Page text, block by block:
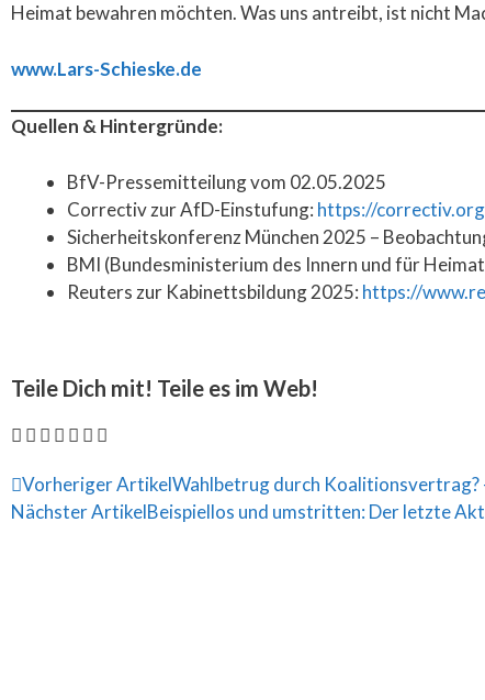
Heimat bewahren möchten. Was uns antreibt, ist nicht
www.Lars-Schieske.de
Quellen & Hintergründe:
BfV-Pressemitteilung vom 02.05.2025
Correctiv zur AfD-Einstufung: https://correctiv.org
Sicherheitskonferenz München 2025 –
BMI (Bundesministerium des Innern und für
Reuters zur Kabinettsbildung 2025: https://
Teile Dich mit! Teile es im Web!
Vorheriger ArtikelWahlbetrug durch Koalitionsvertrag?
Nächster ArtikelBeispiellos und umstritten: Der letzte